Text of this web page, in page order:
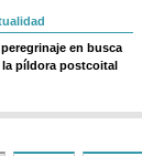
en busca
la píldora postcoital